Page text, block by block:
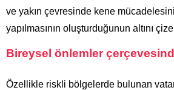
ve yakın çevresinde kene
yapılmasının oluşturduğunun altını
Bireysel önlemler
Özellikle riskli bölgelerde bulunan